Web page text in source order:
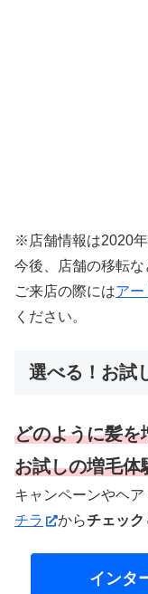
※店舗情報は2020年
今後、店舗の移転な
ご来店の際にはアー
ください。
選べる！お試
どのように髪を
お試しの増毛体
キャンペーンやヘ
チラ
からチェック
インタ